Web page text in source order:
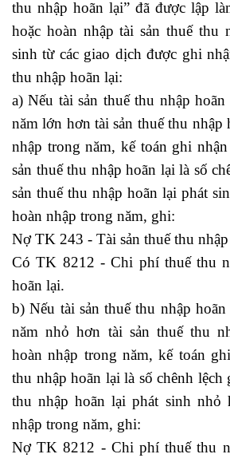
thu nhập hoãn lại” đã được lập
hoặc hoàn nhập tài sản thuế thu
sinh từ các giao dịch được ghi
thu nhập hoãn lại:
a) Nếu tài sản thuế thu nhập
năm lớn hơn tài sản thuế thu nhập
nhập trong năm, kế toán ghi
sản thuế thu nhập hoãn lại là số
sản thuế thu nhập hoãn lại phát
hoàn nhập trong năm, ghi:
Nợ TK 243 - Tài sản thuế thu
Có TK 8212 - Chi phí thuế thu
hoãn lại.
b) Nếu tài sản thuế thu nhập
năm nhỏ hơn tài sản thuế thu
hoàn nhập trong năm, kế toán
thu nhập hoãn lại là số chênh lệch
thu nhập hoãn lại phát sinh nhỏ
nhập trong năm, ghi:
Nợ TK 8212 - Chi phí thuế thu